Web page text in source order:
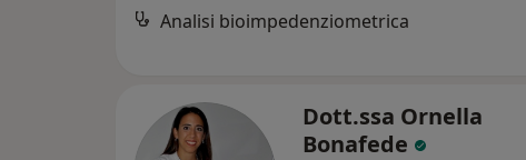
Analisi bioimpedenziometrica
Dott.ssa Ornella
Bonafede